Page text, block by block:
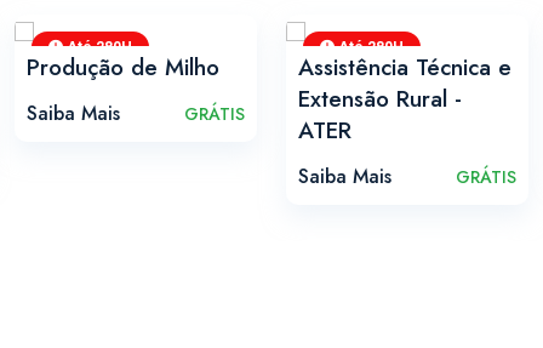
Até 280H
Produção de Milho
Saiba Mais GRÁTIS
Até 280H
Assistência Técnica e
Extensão Rural -
ATER
Saiba Mais GRÁTIS